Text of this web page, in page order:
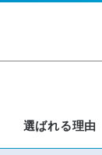
選ばれる理由